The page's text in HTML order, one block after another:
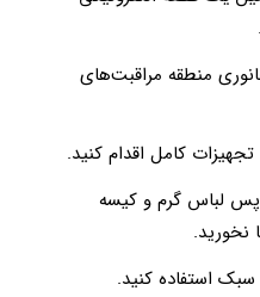
منطقه مراقبت‌های
کامل اقدام کنید.
لباس گرم و کیسه
نخورید.
سبک استفاده کنید.